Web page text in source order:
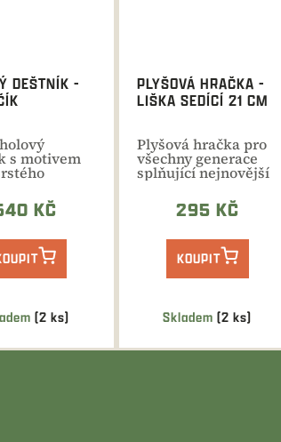
(2 ks)
DEŠTNÍK -
s motivem
KČ
Skladem(2 ks)
PLYŠOVÁ HRAČKA -
LIŠKA SEDÍCÍ 21 CM
Plyšová hračka pro
všechny generace
splňující nejnovější
trend ECO
FRIENDLY.295 KČ
KOUPIT